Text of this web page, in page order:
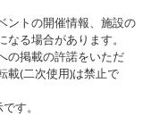
ントの開催情報、施設の
る場合があります。
の掲載の許諾をいただ
載(二次使用)は禁止で
す。